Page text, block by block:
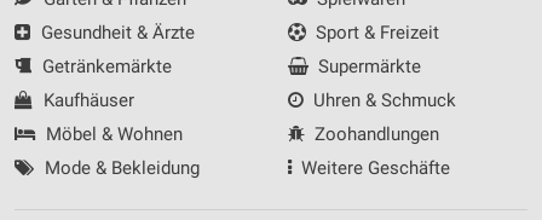
Gesundheit & Ärzte
Getränkemärkte
Kaufhäuser
Möbel & Wohnen
Mode & Bekleidung
Sport & Freizeit
Supermärkte
Uhren & Schmuck
Zoohandlungen
Weitere Geschäfte